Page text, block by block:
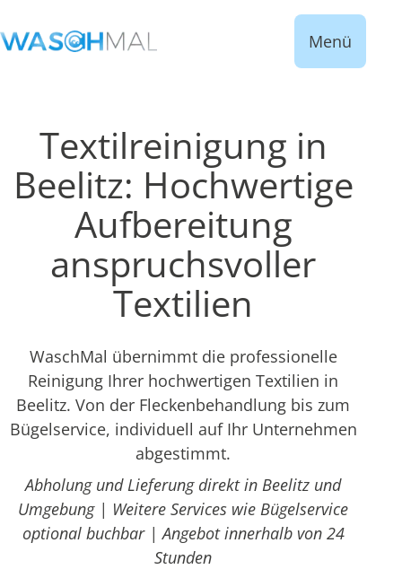
Menü
Textilreinigung in
Beelitz: Hochwertige
Aufbereitung
anspruchsvoller
Textilien
WaschMal übernimmt die professionelle
Reinigung Ihrer hochwertigen Textilien in
Beelitz. Von der Fleckenbehandlung bis zum
Bügelservice, individuell auf Ihr Unternehmen
abgestimmt.
Abholung und Lieferung direkt in Beelitz und
Umgebung | Weitere Services wie Bügelservice
optional buchbar | Angebot innerhalb von 24
Stunden